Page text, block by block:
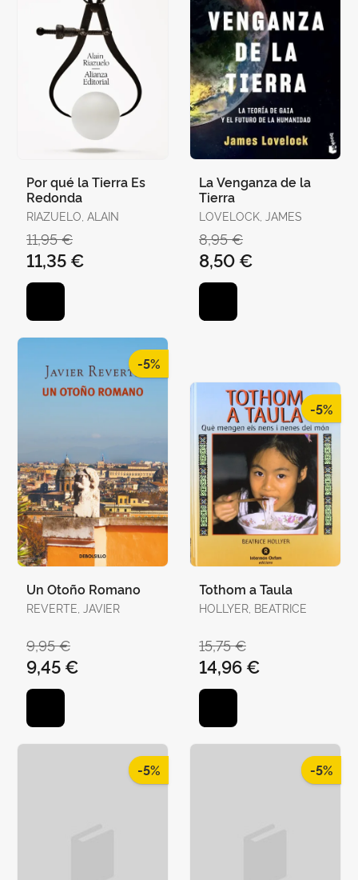
Por qué la Tierra Es
Redonda
RIAZUELO, ALAIN
11,95 €
11,35 €
La Venganza de la
Tierra
LOVELOCK, JAMES
8,95 €
8,50 €
-5%
Un Otoño Romano
REVERTE, JAVIER
9,95 €
9,45 €
-5%
Tothom a Taula
HOLLYER, BEATRICE
15,75 €
14,96 €
-5% -5%